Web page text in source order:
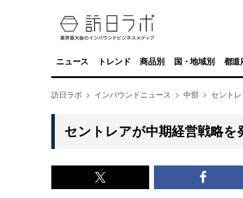
ニュース トレンド 商品別 国・地域別 都道
訪日ラボ インバウンドニュース 中部 セント
セントレアが中期経営戦略
x<br>